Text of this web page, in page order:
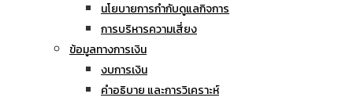
นโยบายการกำกับดูแลกิจการ
การบริหารความเสี่ยง
ข้อมูลทางการเงิน
งบการเงิน
คำอธิบาย และการวิเคราะห์